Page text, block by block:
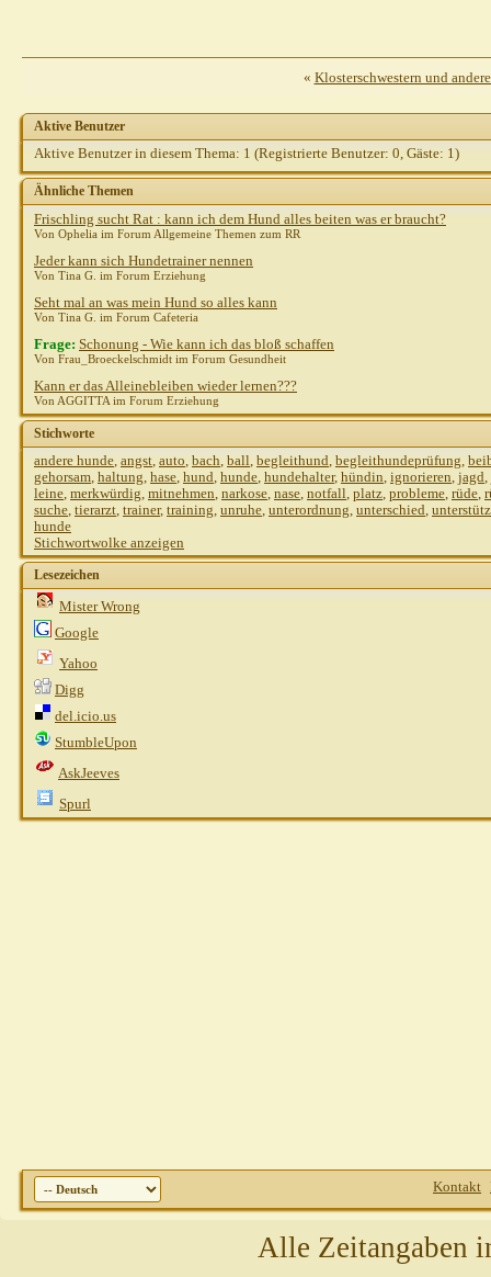
« Klosterschwestern und
Aktive Benutzer
Aktive Benutzer in diesem Thema: 1 (Registrierte Benutzer: 0, Gäste: 1)
Ähnliche Themen
Frischling sucht Rat : kann ich dem Hund alles beiten was er braucht?
Von Ophelia im Forum Allgemeine Themen zum RR
Jeder kann sich Hundetrainer nennen
Von Tina G. im Forum Erziehung
Seht mal an was mein Hund so alles kann
Von Tina G. im Forum Cafeteria
Frage: Schonung - Wie kann ich das bloß schaffen
Von Frau_Broeckelschmidt im Forum Gesundheit
Kann er das Alleinebleiben wieder lernen???
Von AGGITTA im Forum Erziehung
Stichworte
andere hunde, angst, auto, bach, ball, begleithund, begleithundeprüfung,
gehorsam, haltung, hase, hund, hunde, hundehalter, hündin, ignorieren, jagd,
leine, merkwürdig, mitnehmen, narkose, nase, notfall, platz, probleme, rüde,
suche, tierarzt, trainer, training, unruhe, unterordnung, unterschied,
hunde
Stichwortwolke anzeigen
Lesezeichen
Mister Wrong
Google
Yahoo
Digg
del.icio.us
StumbleUpon
AskJeeves
Spurl
Kontakt
Alle Zeitangaben